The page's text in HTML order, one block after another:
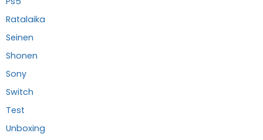
Ratalaika
Seinen
Shonen
Sony
Switch
Test
Unboxing